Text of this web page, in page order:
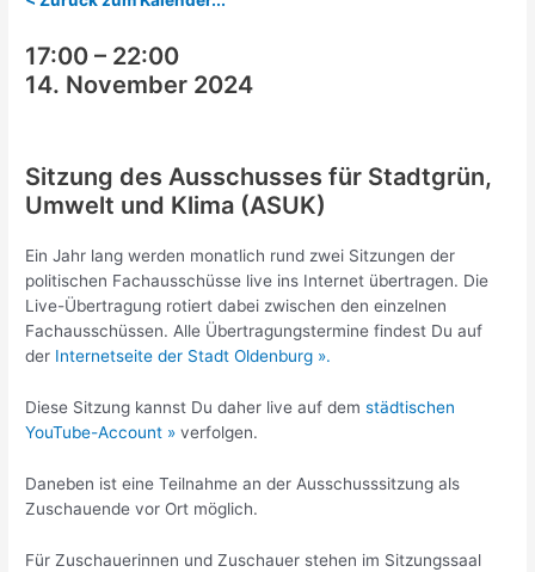
17:00 – 22:00
14. November 2024
Sitzung des Ausschusses für Stadtgrün,
Umwelt und Klima (ASUK)
Ein Jahr lang werden monatlich rund zwei Sitzungen der
politischen Fachausschüsse live ins Internet übertragen. Die
Live-Übertragung rotiert dabei zwischen den einzelnen
Fachausschüssen. Alle Übertragungstermine findest Du auf
der Internetseite der Stadt Oldenburg ».
Diese Sitzung kannst Du daher live auf demstädtischen
YouTube-Account » verfolgen.
Daneben ist eine Teilnahme an der Ausschusssitzung als
Zuschauende vor Ort möglich.
Für Zuschauerinnen und Zuschauer stehen im Sitzungssaal